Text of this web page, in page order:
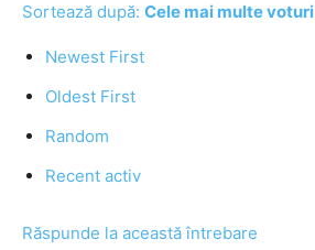
Sortează după: Cele mai multe voturi
Newest First
Oldest First
Random
Recent activ
Răspunde la această întrebare